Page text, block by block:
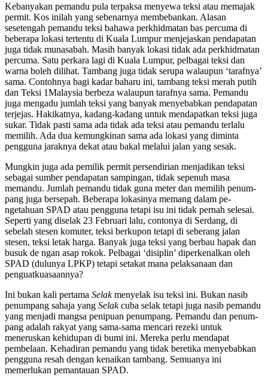
Kebanyakan pemandu pula terpaksa menyewa teksi atau memajak
permit. Kos inilah yang sebenarnya membebankan. Alasan
sesetengah pemandu teksi bahawa perkhidmatan bas percuma di
beberapa lokasi tertentu di Kuala Lumpur menjejaskan pendapatan
juga tidak munasabah. Masih banyak lokasi tidak ada perkhidmatan
percuma. Satu perkara lagi di Kuala Lumpur, pelbagai teksi dan
warna boleh dilihat. Tambang juga tidak serupa walaupun ‘tarafnya’
sama. Contohnya bagi kadar baharu ini, tambang teksi merah putih
dan Teksi 1Malaysia berbeza walaupun tarafnya sama. Pemandu
juga mengadu jumlah teksi yang banyak menyebabkan pendapatan
terjejas. Hakikatnya, kadang-kadang untuk mendapatkan teksi juga
sukar. Tidak pasti sama ada tidak ada teksi atau pemandu terlalu
memilih. Ada dua kemungkinan sama ada lokasi yang diminta
pengguna jaraknya dekat atau bakal melalui jalan yang sesak.
Mungkin juga ada pemilik permit persendirian menjadikan teksi
sebagai sumber pendapatan sam­pingan, tidak sepenuh masa
memandu. Jumlah pemandu tidak guna meter dan memilih penum­
pang juga bersepah. Beberapa lokasinya memang dalam pe­
ngetahuan SPAD atau pengguna tetapi isu ini tidak pernah selesai.
Seperti yang diselak 23 Februari lalu, contonya di Serdang, di
sebelah stesen komuter, teksi berkupon tetapi di seberang jalan
stesen, teksi letak harga. Banyak juga teksi yang berbau hapak dan
busuk de­ ngan asap rokok. Pelbagai ‘disiplin’ diperkenalkan oleh
SPAD (dulunya LPKP) tetapi setakat mana pelaksanaan dan
penguatkuasaannya?
Ini bukan kali pertama Selakmenyelak isu teksi ini. Bukan nasib
penumpang sahaja yang Selakcuba selak tetapi juga nasib pemandu
yang menjadi mangsa penipuan penumpang. Pemandu dan penum­
pang adalah rakyat yang sama-sama mencari rezeki untuk
meneruskan kehidupan di bumi ini. Mereka perlu mendapat
pembelaan. Kehadiran pemandu yang tidak beretika menyebabkan
pengguna resah dengan kenaikan tambang. Semuanya ini
memerlukan pemantauan SPAD.